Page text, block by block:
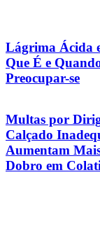
Lágrima Ácida
Que É e
Preocupar-se
Multas por
Calçado
Aumentam
Dobro em